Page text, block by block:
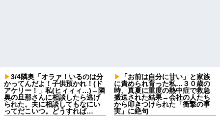
3/4隣奥「オラァ！いるのは分
かってんだよ！子供預かれ！(ド
アケリー！」私(ヒィィィ…)→隣
奥の旦那さんに相談したら逃げ
られた。夫に相談してもなにい
ってだこいつ。どうすれば…
「お前は自分に甘い」と家族
に責められ育った私…３０歳の
時、真夏に重度の熱中症で救急
搬送された結果→会社の人たち
から叩きつけられた「衝撃の事
実」に絶句